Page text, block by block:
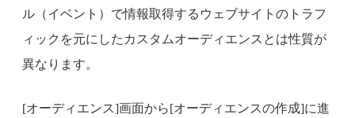
ル（イベント）で情報取得するウェブサイトのトラフ
ィックを元にしたカスタムオーディエンスとは性質が
異なります。
[オーディエンス]画面から[オーディエンスの作成]に進